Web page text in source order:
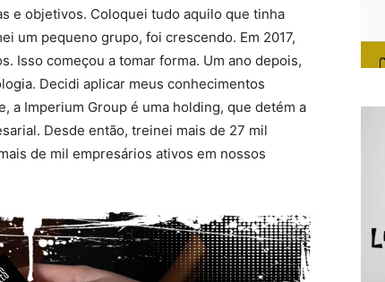
e objetivos. Coloquei tudo aquilo que tinha
um pequeno grupo, foi crescendo. Em 2017,
Isso começou a tomar forma. Um ano depois,
Decidi aplicar meus conhecimentos
a Imperium Group é uma holding, que detém a
Desde então, treinei mais de 27 mil
de mil empresários ativos em nossos